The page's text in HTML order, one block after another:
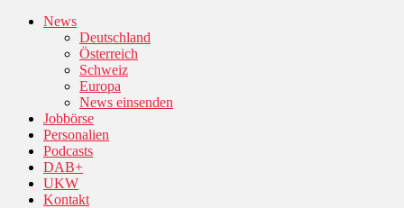
News
Deutschland
Österreich
Schweiz
Europa
News einsenden
Jobbörse
Personalien
Podcasts
DAB+
UKW
Kontakt